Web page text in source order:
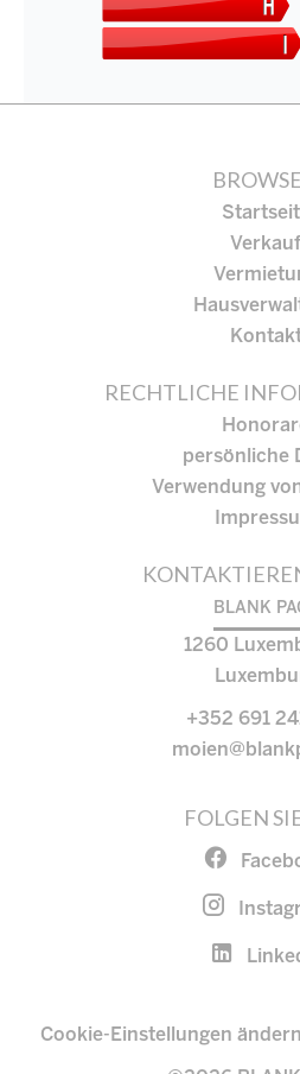
Verkauf
RECHTLICHE
persönliche
Verwendung
BLANK
1260
+352 691
FOLGEN
Cookie-Einstellungen ändern